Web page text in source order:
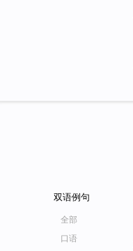
双语例句
全部
口语